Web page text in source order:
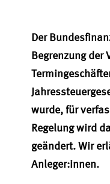
Der
Begrenzung der
wurde,für
Regelung wird
geändert. Wir
Anleger:innen.